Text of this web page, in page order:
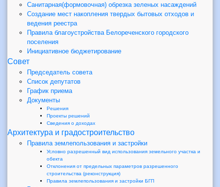
Санитарная(формовочная) обрезка зеленых насаждений
Создание мест накопления твердых бытовых отходов и
ведения реестра
Правила благоустройства Белореченского городского
поселения
Инициативное бюджетирование
Совет
Председатель совета
Список депутатов
График приема
Документы
Решения
Проекты решений
Сведения о доходах
Архитектура и градостроительство
Правила землепользования и застройки
Условно разрешенный вид использования земельного участка и
обекта
Отклонения от предельных параметров разрешенного
строительства (реконструкция)
Правила землепользования и застройки БГП